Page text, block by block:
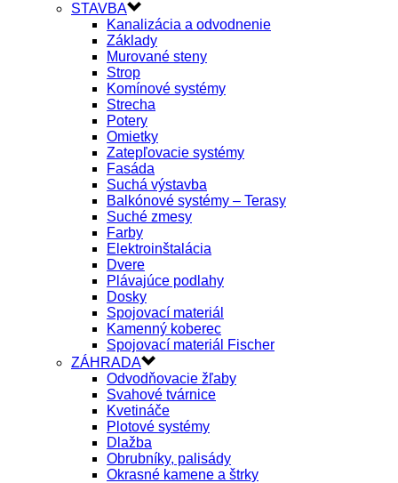
STAVBA
Kanalizácia a odvodnenie
Základy
Murované steny
Strop
Komínové systémy
Strecha
Potery
Omietky
Zatepľovacie systémy
Fasáda
Suchá výstavba
Balkónové systémy – Terasy
Suché zmesy
Farby
Elektroinštalácia
Dvere
Plávajúce podlahy
Dosky
Spojovací materiál
Kamenný koberec
Spojovací materiál Fischer
ZÁHRADA
Odvodňovacie žľaby
Svahové tvárnice
Kvetináče
Plotové systémy
Dlažba
Obrubníky, palisády
Okrasné kamene a štrky